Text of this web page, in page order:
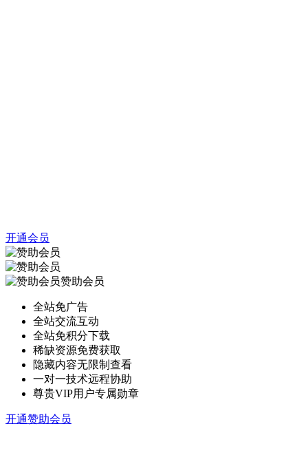
开通会员
赞助会员
全站免广告
全站交流互动
全站免积分下载
稀缺资源免费获取
隐藏内容无限制查看
一对一技术远程协助
尊贵VIP用户专属勋章
开通赞助会员